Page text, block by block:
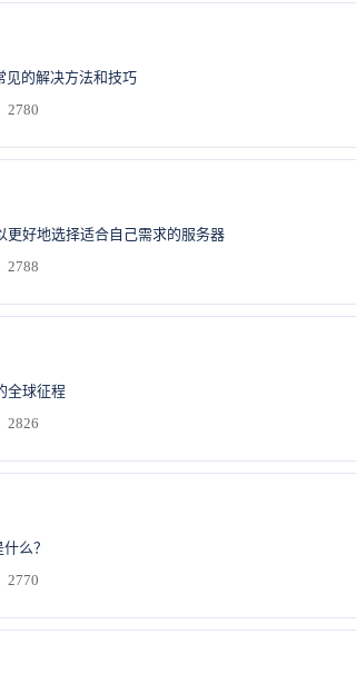
见的解决方法和技巧
2780
更好地选择适合自己需求的服务器
2788
全球征程
2826
么？
2770